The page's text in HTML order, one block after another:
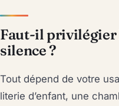
Faut-il privilégier
silence ?
Tout dépend de votre
literie d’enfant, une